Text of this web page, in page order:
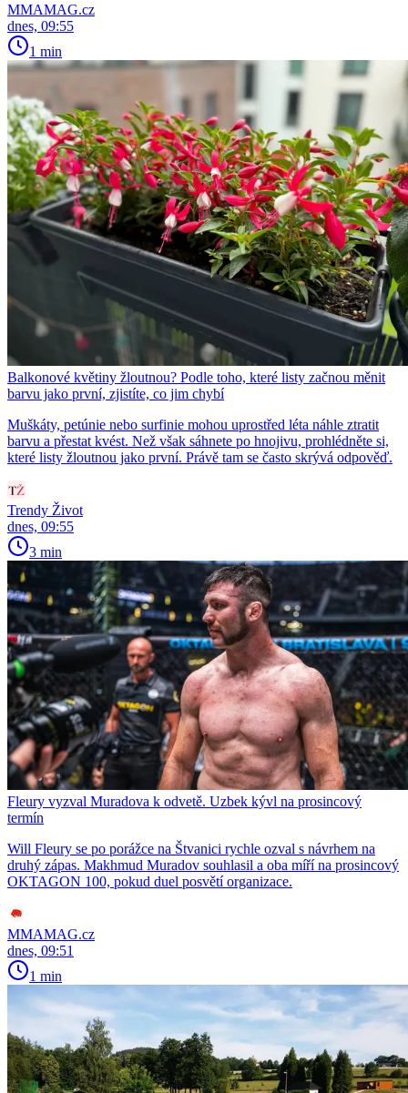
MMAMAG.cz
dnes, 09:55
1 min
Balkonové květiny žloutnou? Podle toho, které listy začnou měnit
barvu jako první, zjistíte, co jim chybí
Muškáty, petúnie nebo surfinie mohou uprostřed léta náhle ztratit
barvu a přestat kvést. Než však sáhnete po hnojivu, prohlédněte si,
které listy žloutnou jako první. Právě tam se často skrývá odpověď.
Trendy Život
dnes, 09:55
3 min
Fleury vyzval Muradova k odvetě. Uzbek kývl na prosincový
termín
Will Fleury se po porážce na Štvanici rychle ozval s návrhem na
druhý zápas. Makhmud Muradov souhlasil a oba míří na prosincový
OKTAGON 100, pokud duel posvětí organizace.
MMAMAG.cz
dnes, 09:51
1 min